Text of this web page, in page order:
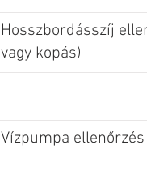
Hosszbordásszíj
vagy kopás)
Vízpumpa